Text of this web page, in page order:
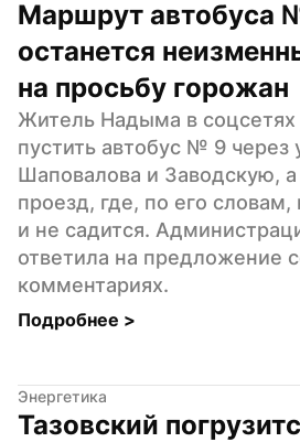
Маршрут автобуса
останется
на просьбу горожан
Житель Надыма в соцсетях
пустить автобус № 9 через
Шаповалова и Заводскую,
проезд, где, по его
и не садится.
ответила на предложение
комментариях.
Подробнее >
Энергетика
Тазовский